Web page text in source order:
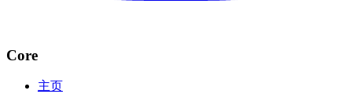
Core
主页